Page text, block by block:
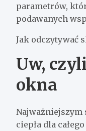
parametrów,
podawanych
Jak odczytywać
Uw,
okna
Najważniejszym
ciepła dla